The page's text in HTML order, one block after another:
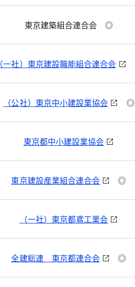
東京建築組合連合会 ◎
（一社）東京建設職能組合連合会
（公社）東京中小建設業協会 ◎
東京都中小建設業協会
東京建設産業組合連合会 ◎
（一社）東京都鳶工業会
全建総連 東京都連合会 ◎